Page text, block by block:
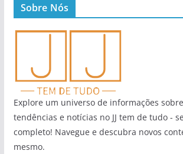
Sobre Nós
Explore um universo de informações
tendências e notícias no JJ tem de tudo -
completo! Navegue e descubra novos
mesmo.